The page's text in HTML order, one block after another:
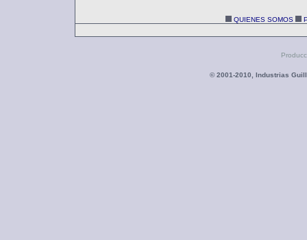
QUIENES SOMOS
© 2001-2010, Industrias